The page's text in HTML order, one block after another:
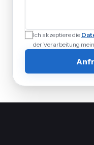
Ich akzeptiere die
der Verarbeitung